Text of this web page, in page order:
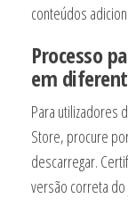
conteúdos
Processo
em
Para utilizadores
Store, procure
descarregar.
versão correta